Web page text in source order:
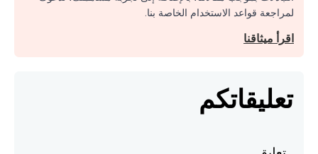
لمراجعة قواعد الاستخدام الخاصة بنا.
اقرأ ميثاقنا
تعليقاتكم